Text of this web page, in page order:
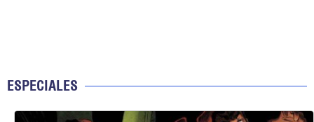
ESPECIALES